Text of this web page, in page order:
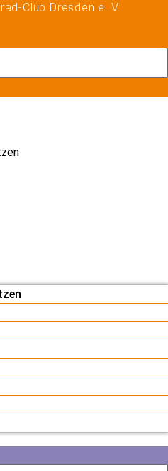
Club Dresden e. V.